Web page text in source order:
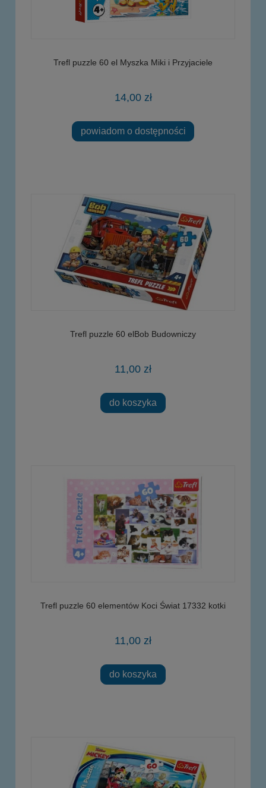
Trefl puzzle 60 el Myszka Miki i Przyjaciele
14,00 zł
powiadom o dostępności
Trefl puzzle 60 elBob Budowniczy
11,00 zł
do koszyka
Trefl puzzle 60 elementów Koci Świat 17332 kotki
11,00 zł
do koszyka